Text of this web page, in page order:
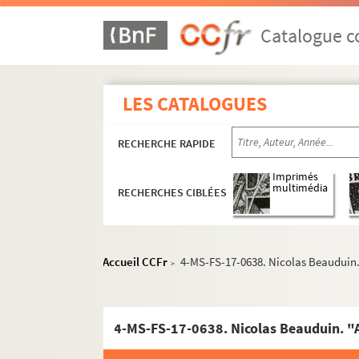
Catalogue
LES CATALOGUES
RECHERCHE RAPIDE
RECHERCHES CIBLÉES
Imprimés
multimédia
Accueil CCFr > 4-MS-FS-17-0638. Nicolas
4-MS-FS-17-0638. Nicolas Beauduin.
Guillaume Apollinaire
Œuvres
Biographie
Etudes
Documents en vente
Célébration et rayonnement
Personnalités liées
Albert-Birot, Pierre
8-MS-FS-17-0273. Allais, Paul